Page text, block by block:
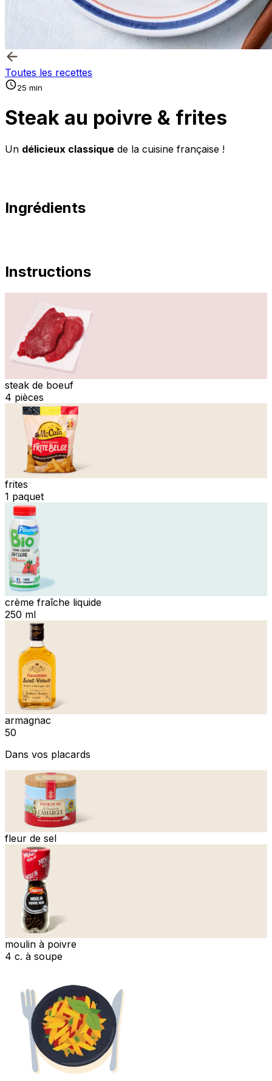
Toutes les recettes
25 min
Steak au poivre & frites
Un délicieux classique de la cuisine française !
Ingrédients
Instructions
steak de boeuf
4 pièces
frites
1 paquet
crème fraîche liquide
250 ml
armagnac
50
Dans vos placards
fleur de sel
moulin à poivre
4 c. à soupe